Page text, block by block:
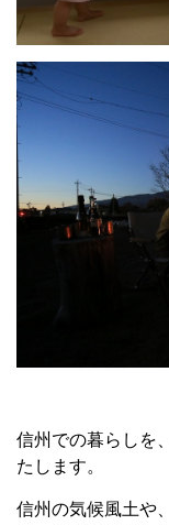
信州での暮らしを
たします。
信州の気候風土や